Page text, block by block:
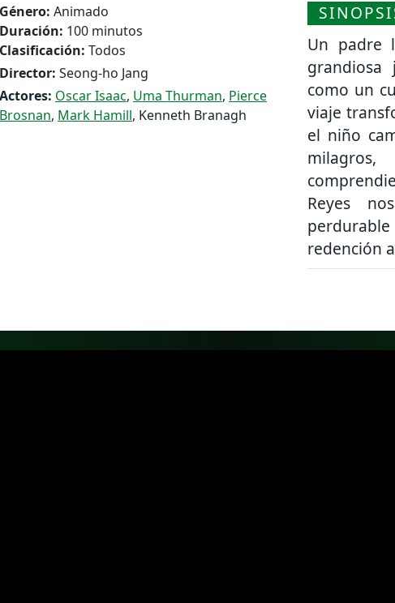
Género: Animado
Duración: 100 minutos
Clasificación: Todos
Director: Seong-ho Jang
Actores: Oscar Isaac, Uma Thurman, Pierce
Brosnan, Mark Hamill, Kenneth Branagh
Un padre
grandiosa
como un
viaje
el niño
Reyes
redención